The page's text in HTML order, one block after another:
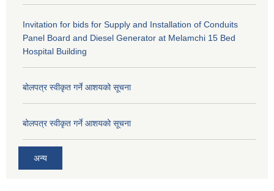
Invitation for bids for Supply and Installation of Conduits
Panel Board and Diesel Generator at Melamchi 15 Bed
Hospital Building
बोलपत्र स्वीकृत गर्ने आशयको सूचना
बोलपत्र स्वीकृत गर्ने आशयको सूचना
अन्य